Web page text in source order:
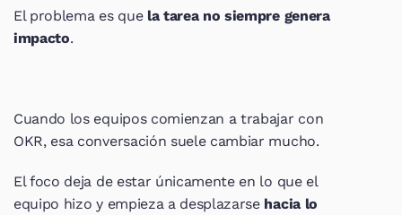
El problema es que la tarea no siempre genera
impacto.
Cuando los equipos comienzan a trabajar con
OKR, esa conversación suele cambiar mucho.
El foco deja de estar únicamente en lo que el
equipo hizo y empieza a desplazarse hacia lo